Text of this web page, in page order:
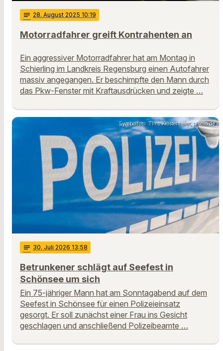
notes 28. August 2025 10:19
Motorradfahrer greift Kontrahenten an
Ein aggressiver Motorradfahrer hat am Montag in
Schierling im Landkreis Regensburg einen Autofahrer
massiv angegangen. Er beschimpfte den Mann durch
das Pkw-Fenster mit Kraftausdrücken und zeigte …
Symbolfoto: Timo Klostermeier, pixelio.de
notes 30. Juli 2026 13:58
Betrunkener schlägt auf Seefest in
Schönsee um sich
Ein 75-jähriger Mann hat am Sonntagabend auf dem
Seefest in Schönsee für einen Polizeieinsatz
gesorgt. Er soll zunächst einer Frau ins Gesicht
geschlagen und anschließend Polizeibeamte …